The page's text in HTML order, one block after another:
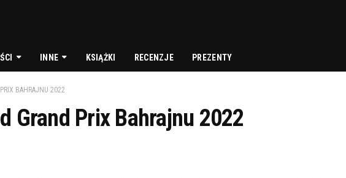
INNE KSIĄŻKI RECENZJE PREZENTY
BAHRAJNU 2022
Grand Prix Bahrajnu 2022